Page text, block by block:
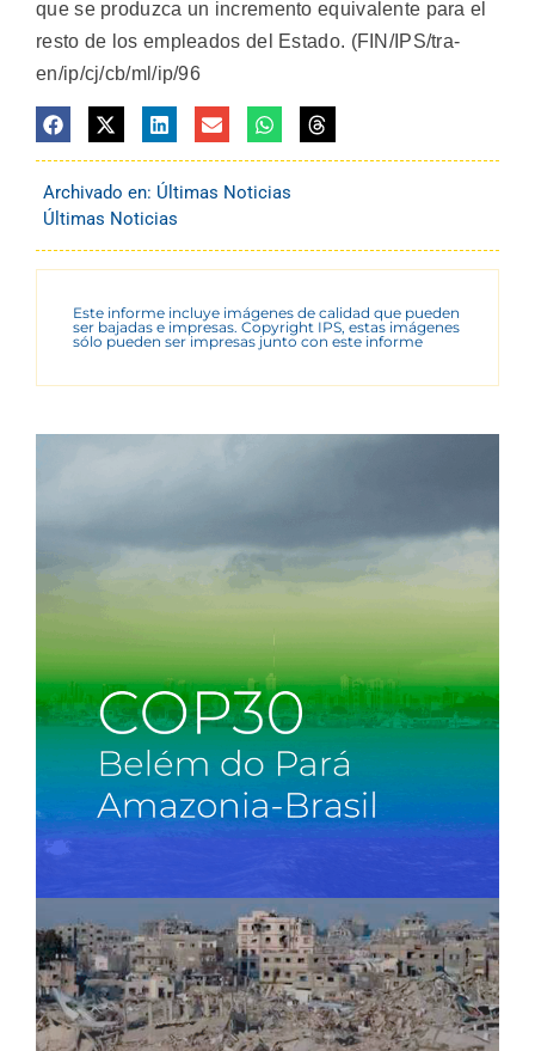
que se produzca un incremento equivalente para el
resto de los empleados del Estado. (FIN/IPS/tra-
en/ip/cj/cb/ml/ip/96
Archivado en: Últimas Noticias
Últimas Noticias
Este informe incluye imágenes de calidad que pueden
ser bajadas e impresas. Copyright IPS, estas imágenes
sólo pueden ser impresas junto con este informe